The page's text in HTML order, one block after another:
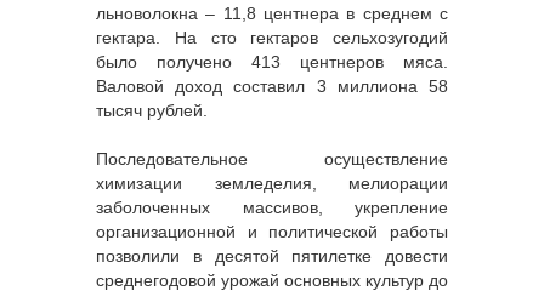
льноволокна – 11,8 центнера в среднем с
гектара. На сто гектаров сельхозугодий
было получено 413 центнеров мяса.
Валовой доход составил 3 миллиона 58
тысяч рублей.
Последовательное осуществление
химизации земледелия, мелиорации
заболоченных массивов, укрепление
организационной и политической работы
позволили в десятой пятилетке довести
среднегодовой урожай основных культур до